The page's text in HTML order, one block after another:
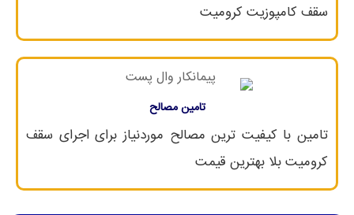
سقف کامپوزیت کرومیت
تامین مصالح
تامین با کیفیت ترین مصالح موردنیاز برای اجرای سقف
کرومیت بلا بهترین قیمت